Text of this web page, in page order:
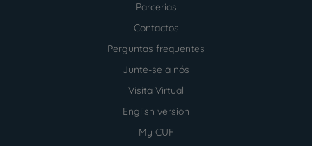
Parcerias
Contactos
Perguntas frequentes
Junte-se a nós
Visita Virtual
English version
My CUF